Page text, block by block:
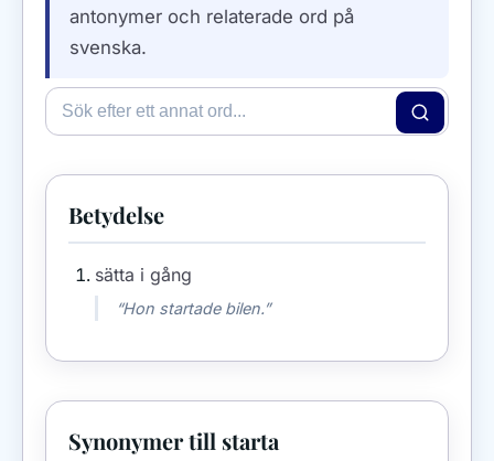
antonymer och relaterade ord på
svenska.
Betydelse
sätta i gång
“Hon startade bilen.”
Synonymer till starta